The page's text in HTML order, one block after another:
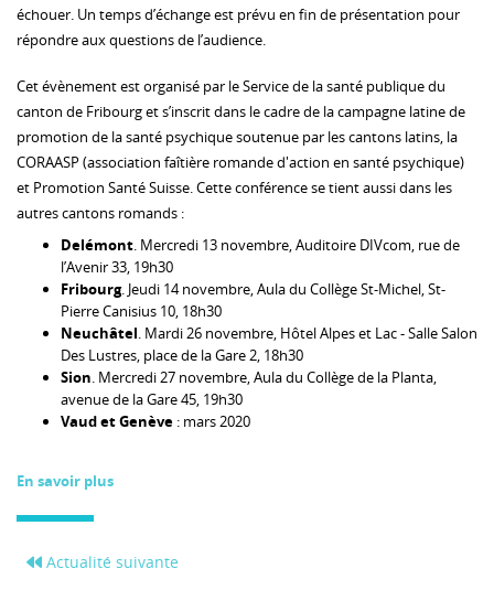
échouer. Un temps d’échange est prévu en fin de présentation pour
répondre aux questions de l’audience.
Cet évènement est organisé par le Service de la santé publique du
canton de Fribourg et s’inscrit dans le cadre de la campagne latine de
promotion de la santé psychique soutenue par les cantons latins, la
CORAASP (association faîtière romande d'action en santé psychique)
et Promotion Santé Suisse. Cette conférence se tient aussi dans les
autres cantons romands :
Delémont. Mercredi 13 novembre, Auditoire DIVcom, rue de
l’Avenir 33, 19h30
Fribourg. Jeudi 14 novembre, Aula du Collège St-Michel, St-
Pierre Canisius 10, 18h30
Neuchâtel. Mardi 26 novembre, Hôtel Alpes et Lac - Salle Salon
Des Lustres, place de la Gare 2, 18h30
Sion. Mercredi 27 novembre, Aula du Collège de la Planta,
avenue de la Gare 45, 19h30
Vaud et Genève : mars 2020
En savoir plus
Actualité suivante